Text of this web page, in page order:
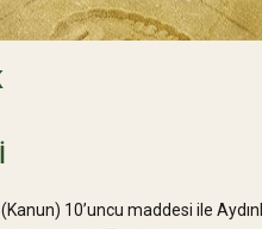
10’uncu maddesi ile